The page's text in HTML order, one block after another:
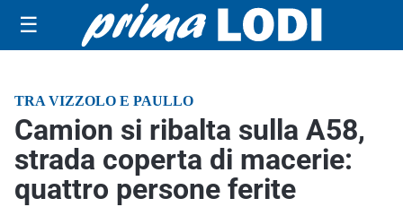
☰
TRA VIZZOLO E PAULLO
Camion si ribalta sulla A58,
strada coperta di macerie:
quattro persone ferite